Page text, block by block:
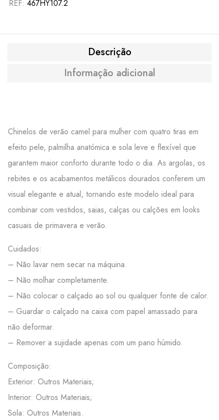
REF: 467HY107.2
Descrição
Informação adicional
Chinelos de verão camel para mulher com quatro tiras em
efeito pele, palmilha anatómica e sola leve e flexível que
garantem maior conforto durante todo o dia. As argolas, os
rebites e os acabamentos metálicos dourados conferem um
visual elegante e atual, tornando este modelo ideal para
combinar com vestidos, saias, calças ou calções em looks
casuais de primavera e verão.
Cuidados:
– Não lavar nem secar na máquina.
– Não molhar completamente.
– Não colocar o calçado ao sol ou qualquer fonte de calor.
– Guardar o calçado na caixa com papel amassado para
não deformar.
– Remover a sujidade apenas com um pano húmido.
Composição:
Exterior: Outros Materiais;
Interior: Outros Materiais;
Sola: Outros Materiais.